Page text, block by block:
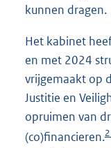
kunnen dragen.
Het kabinet
en met 2024
vrijgemaakt op
Justitie en
opruimen van
(co)financieren.2